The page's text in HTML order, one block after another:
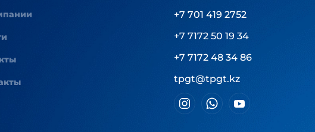
+7 701 419 2752
+7 7172 50 19 34
+7 7172 48 34 86
tpgt@tpgt.kz